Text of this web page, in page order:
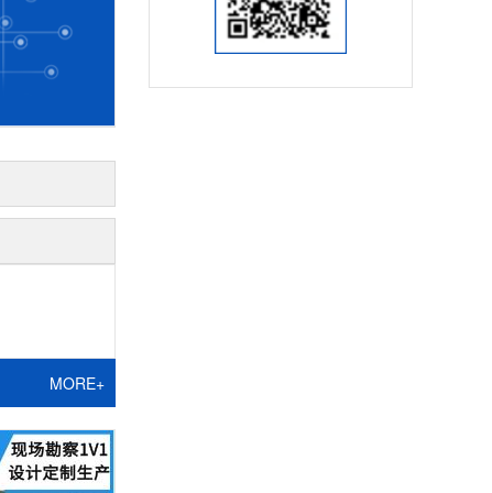
MORE+